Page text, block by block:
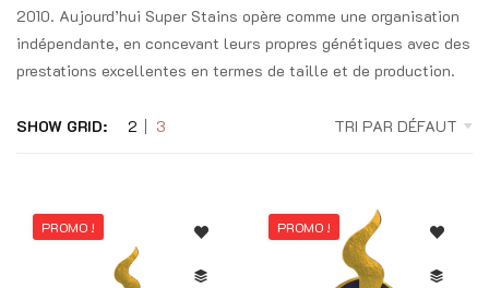
2010. Aujourd’hui Super Stains opère comme une organisation
indépendante, en concevant leurs propres génétiques avec des
prestations excellentes en termes de taille et de production.
SHOW GRID: 2 3 TRI PAR DÉFAUT
PROMO ! PROMO !